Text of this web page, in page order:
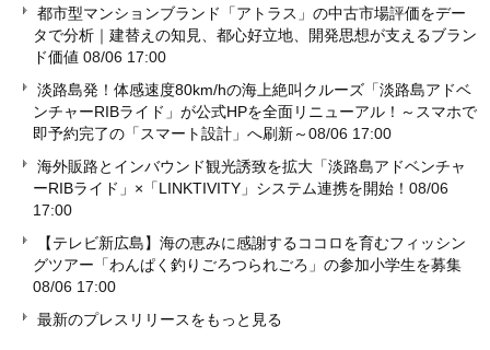
都市型マンションブランド「アトラス」の中古市場評価をデー
タで分析｜建替えの知見、都心好立地、開発思想が支えるブラン
ド価値 08/06 17:00
淡路島発！体感速度80km/hの海上絶叫クルーズ「淡路島アドベ
ンチャーRIBライド」が公式HPを全面リニューアル！～スマホで
即予約完了の「スマート設計」へ刷新～08/06 17:00
海外販路とインバウンド観光誘致を拡大「淡路島アドベンチャ
ーRIBライド」×「LINKTIVITY」システム連携を開始！ 08/06
17:00
【テレビ新広島】海の恵みに感謝するココロを育むフィッシン
グツアー「わんぱく釣りごろつられごろ」の参加小学生を募集
08/06 17:00
最新のプレスリリースをもっと見る